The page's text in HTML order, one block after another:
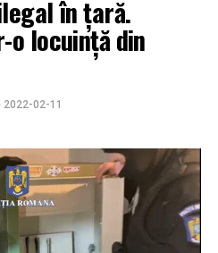
în țară.
o locuință din
2022-02-11